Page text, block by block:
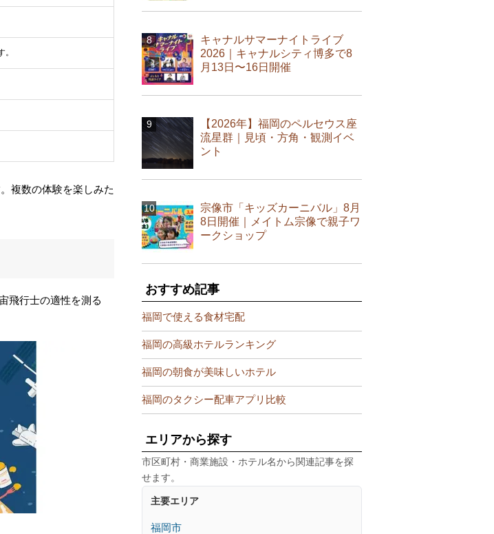
複数の体験を楽しみた
飛行士の適性を測る
キャナルサマーナイトライブ
2026｜キャナルシティ博多で8
月13日〜16日開催
【2026年】福岡のペルセウス座
流星群｜見頃・方角・観測イベ
ント
宗像市「キッズカーニバル」8月
8日開催｜メイトム宗像で親子ワ
ークショップ
おすすめ記事
福岡で使える食材宅配
福岡の高級ホテルランキング
福岡の朝食が美味しいホテル
福岡のタクシー配車アプリ比較
エリアから探す
市区町村・商業施設・ホテル名から関連記事を探
せます。
主要エリア
福岡市